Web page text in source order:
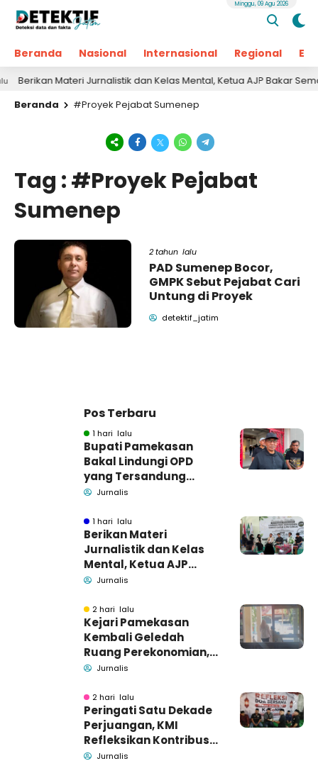
Beranda Nasional Internasional Regional
Minggu, 09 Agu 2026
Berikan Materi Jurnalistik dan Kelas Mental, Ketua AJP Bakar
Beranda
#Proyek Pejabat Sumenep
Tag : #Proyek Pejabat
Sumenep
2 tahun lalu
PAD Sumenep Bocor,
GMPK Sebut Pejabat Cari
Untung di Proyek
detektif_jatim
Pos Terbaru
1 hari lalu
Bupati Pamekasan
Bakal Lindungi OPD
yang Tersandung
Dugaan Korupsi
Jurnalis
1 hari lalu
Berikan Materi
Jurnalistik dan Kelas
Mental, Ketua AJP
Bakar Semangat LPM
Jurnalis
2 hari lalu
Kejari Pamekasan
Kembali Geledah
Ruang Perekonomian,
Pidsus: Tunggu Saja!
Jurnalis
2 hari lalu
Peringati Satu Dekade
Perjuangan, KMI
Refleksikan Kontribusi
untuk Masyarakat
Jurnalis